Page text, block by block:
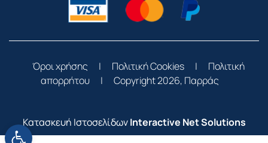
Ανοίξτε τη γραμμή εργαλείων
Όροι χρήσης | Πολιτική Cookies |
Πολιτική
απορρήτου
| Copyright 2026, Παρράς
Κατασκευή ΙστοσελίδωνInteractive Net Solutions